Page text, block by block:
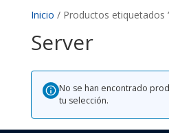
Inicio / Productos etiquetados
Server
No se han encontrado
tu selección.